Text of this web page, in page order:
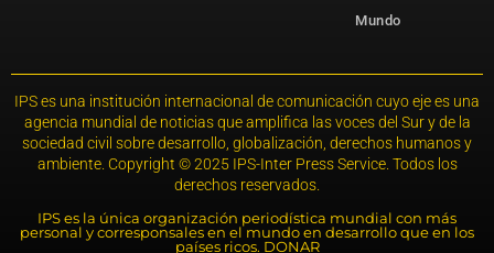
Mundo
IPS es una institución internacional de comunicación cuyo eje es una
agencia mundial de noticias que amplifica las voces del Sur y de la
sociedad civil sobre desarrollo, globalización, derechos humanos y
ambiente. Copyright © 2025 IPS-Inter Press Service. Todos los
derechos reservados.
IPS es la única organización periodística mundial con más
personal y corresponsales en el mundo en desarrollo que en los
países ricos. DONAR